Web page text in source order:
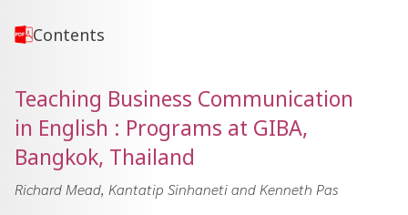
Contents
Teaching Business Communication
in English : Programs at GIBA,
Bangkok, Thailand
Richard Mead, Kantatip Sinhaneti and Kenneth Pas